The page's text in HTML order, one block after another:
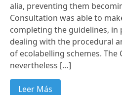
alia, preventing them
Consultation was able to
completing the guidelines,
dealing with the procedural
of ecolabelling schemes. The
nevertheless […]
Leer Más